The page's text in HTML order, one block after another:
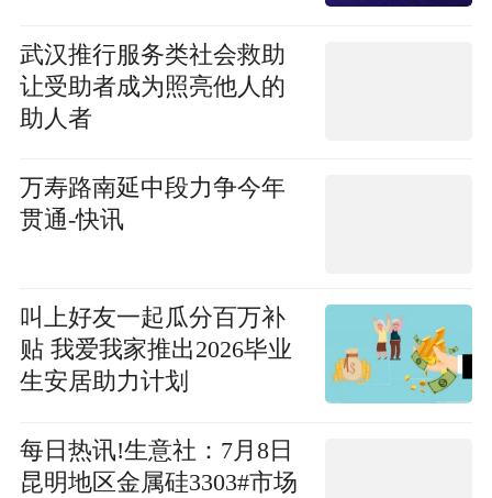
武汉推行服务类社会救助
让受助者成为照亮他人的
助人者
万寿路南延中段力争今年
贯通-快讯
叫上好友一起瓜分百万补
贴 我爱我家推出2026毕业
生安居助力计划
每日热讯!生意社：7月8日
昆明地区金属硅3303#市场